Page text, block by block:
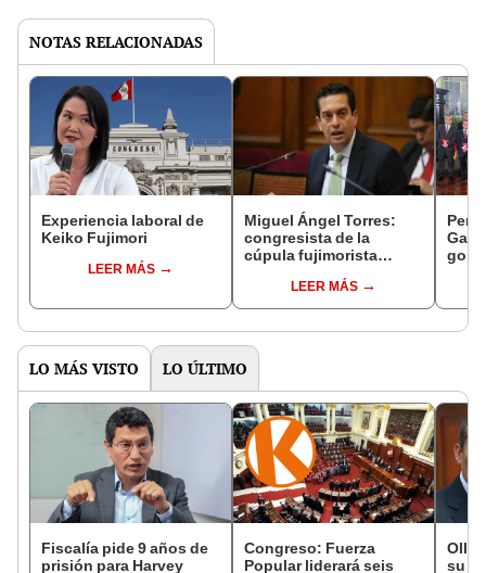
NOTAS RELACIONADAS
Experiencia laboral de
Keiko Fujimori
LEER MÁS
Miguel Ángel Torres:
congresista de la
cúpula fujimorista
del SenadoLEER MÁS
LO MÁS VISTO LO ÚLTIMO
Fiscalía pide 9 años de
prisión para Harvey
Congreso: Fuerza
Popular liderará seis
su